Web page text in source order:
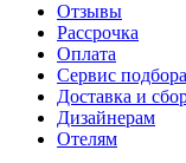
Отзывы
Рассрочка
Оплата
Сервис подбора
Доставка и
Дизайнерам
Отелям